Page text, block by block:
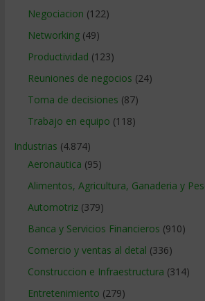
Negociacion (122)
Networking(49)
Productividad (123)
Reuniones de negocios (24)
Toma de decisiones (87)
Trabajo en equipo (118)
Industrias (4.874)
Aeronautica (95)
Alimentos, Agricultura, Ganaderia y
Automotriz(379)
Banca y Servicios Financieros (910)
Comercio y ventas al detal (336)
Construccion e Infraestructura (314)
Entretenimiento (279)